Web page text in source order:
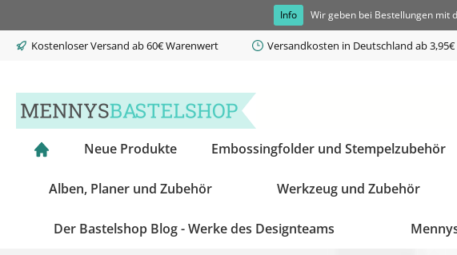
Info Wir geben bei Bestellungen mit
Kostenloser Versand ab 60€ Warenwert Versandkosten in Deutschland ab 3,95€
Neue Produkte Embossingfolder und Stempelzubehör
Alben, Planer und Zubehör Werkzeug und Zubehör
Der Bastelshop Blog - Werke des Designteams